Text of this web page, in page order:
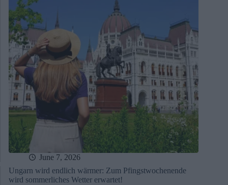
June 7, 2026
Ungarn wird endlich wärmer: Zum Pfingstwochenende
wird sommerliches Wetter erwartet!